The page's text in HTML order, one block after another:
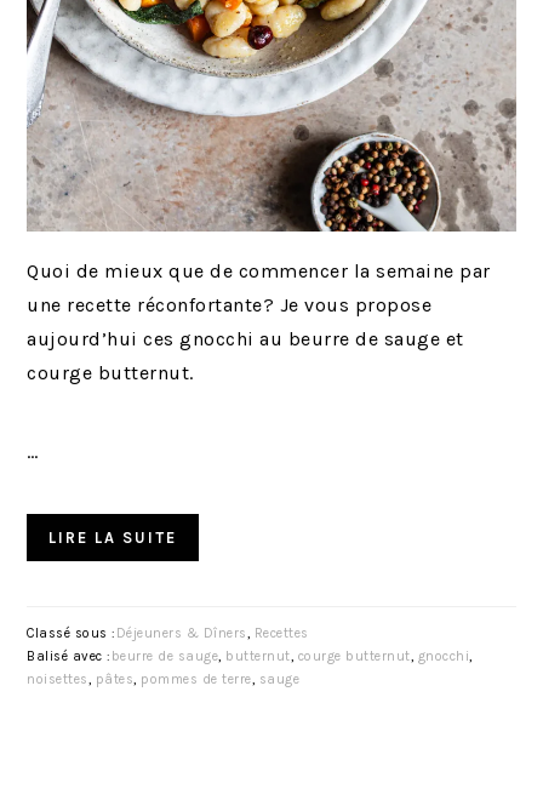
Quoi de mieux que de commencer la semaine par
une recette réconfortante? Je vous propose
aujourd’hui ces gnocchi au beurre de sauge et
courge butternut.
…
LIRE LA SUITE
Classé sous : Déjeuners & Dîners, Recettes
Balisé avec : beurre de sauge, butternut, courge butternut, gnocchi,
noisettes, pâtes, pommes de terre, sauge